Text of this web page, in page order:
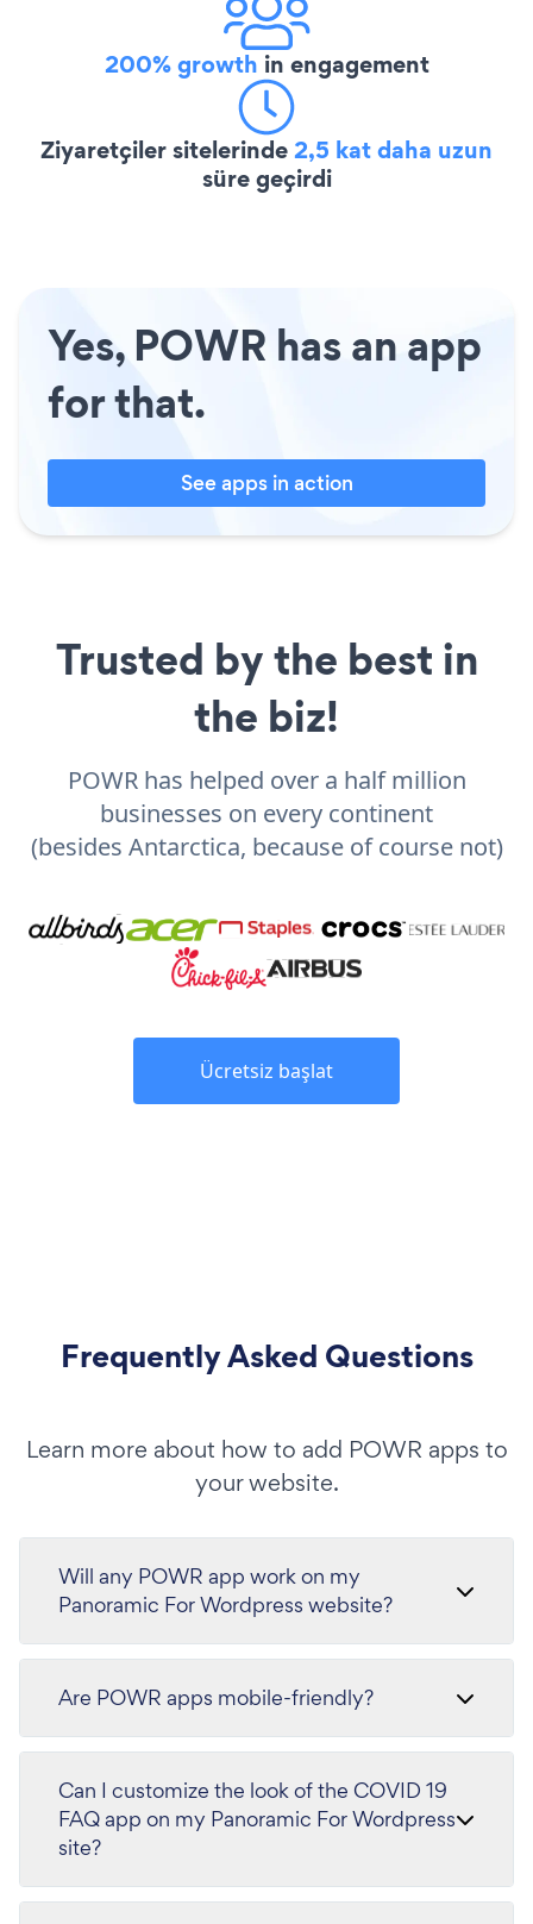
200% growth in engagement
Ziyaretçiler sitelerinde2,5 kat daha uzun
süre geçirdi
Yes, POWR has an app
for that.
See apps in action
Trusted by the best in
the biz!
POWR has helped over a half million
businesses on every continent
(besides Antarctica, because of course not)
Ücretsiz başlat
Frequently Asked Questions
Learn more about how to add POWR apps to
your website.
Will any POWR app work on my
Panoramic For Wordpress website?
Are POWR apps mobile-friendly?
Can I customize the look of the COVID 19
FAQ app on my Panoramic For Wordpress
site?